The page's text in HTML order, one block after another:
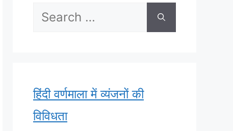
Search
हिंदी वर्णमाला में व्यंजनों की
विविधता